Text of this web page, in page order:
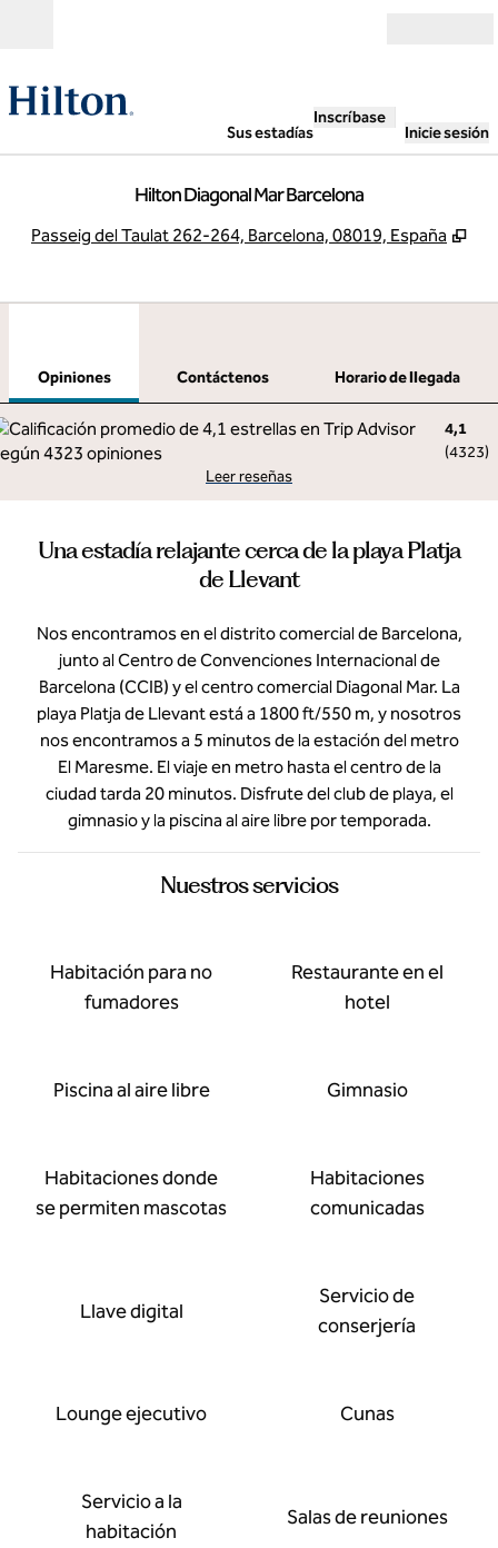
Sus estadías
Inscríbase
Inicie sesión
Hilton Diagonal Mar Barcelona
Passeig del Taulat 262-264, Barcelona, 08019, España ,
Opiniones Contáctenos
Horario de llegada
4,1
(4323)
Leer reseñas
Una estadía relajante cerca de la playa Platja
de Llevant
Nos encontramos en el distrito comercial de Barcelona,
junto al Centro de Convenciones Internacional de
Barcelona (CCIB) y el centro comercial Diagonal Mar. La
playa Platja de Llevant está a 1800 ft/550 m, y nosotros
nos encontramos a 5 minutos de la estación del metro
El Maresme. El viaje en metro hasta el centro de la
ciudad tarda 20 minutos. Disfrute del club de playa, el
gimnasio y la piscina al aire libre por temporada.
Nuestros servicios
Habitación para no
fumadores
Restaurante en el
hotel
Piscina al aire libre Gimnasio
Habitaciones donde
se permiten mascotas
Habitaciones
comunicadas
Llave digital
Servicio de
conserjería
Lounge ejecutivo Cunas
Servicio a la
habitación
Salas de reuniones